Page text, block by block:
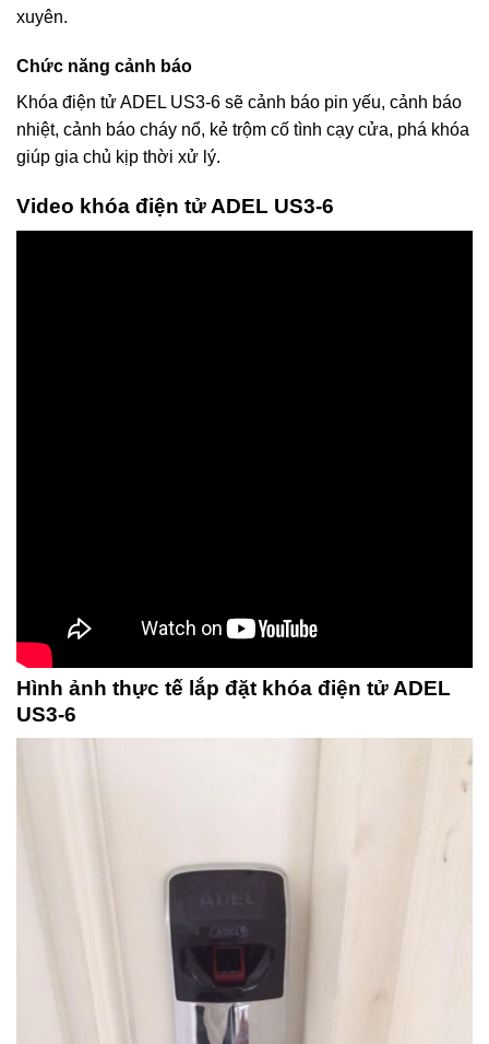
xuyên.
Chức năng cảnh báo
Khóa điện tử ADEL US3-6 sẽ cảnh báo pin yếu, cảnh báo
nhiệt, cảnh báo cháy nổ, kẻ trộm cố tình cạy cửa, phá khóa
giúp gia chủ kịp thời xử lý.
Video khóa điện tử ADEL US3-6
Hình ảnh thực tế lắp đặt khóa điện tử ADEL
US3-6